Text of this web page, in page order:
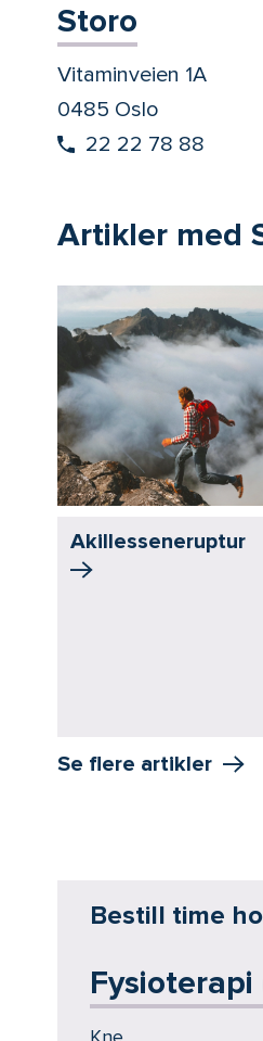
Storo
Vitaminveien 1A
0485 Oslo
22 22 78 88
Artikler med
Akillessene­ruptur
Se flere artikler
Bestill time